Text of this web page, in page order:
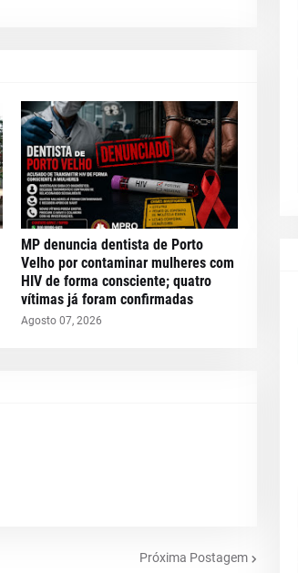
MP denuncia dentista de Porto
Velho por contaminar mulheres com
HIV de forma consciente; quatro
vítimas já foram confirmadas
Agosto 07, 2026
Próxima Postagem